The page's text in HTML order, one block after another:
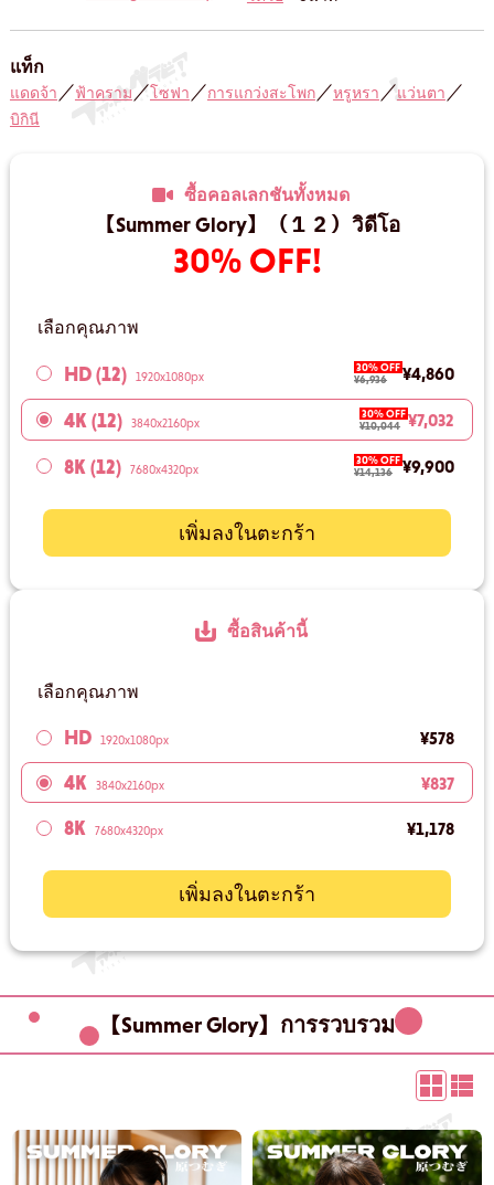
แท็ก
แดดจ้า ／ฟ้าคราม ／โซฟา ／การแกว่งสะโพก／หรูหรา ／แว่นตา ／
บิกินี
ซื้อคอลเลกชันทั้งหมด
【Summer Glory】（１２）วิดีโอ
30% OFF!
เลือกคุณภาพ
HD (12) 1920x1080px
30% OFF
¥6,936
¥4,860
4K (12) 3840x2160px
30% OFF
¥10,044
¥7,032
8K (12) 7680x4320px
30% OFF
¥14,136
¥9,900
เพิ่มลงในตะกร้า
ซื้อสินค้านี้
เลือกคุณภาพ
HD 1920x1080px ¥578
4K 3840x2160px ¥837
8K 7680x4320px ¥1,178
เพิ่มลงในตะกร้า
【Summer Glory】การรวบรวม